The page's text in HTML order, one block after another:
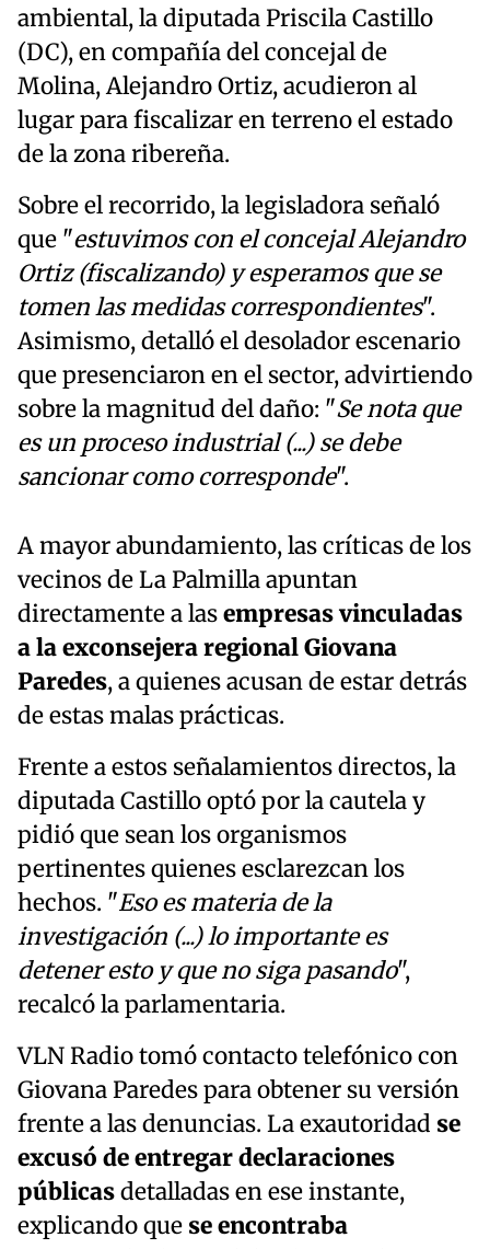
ambiental, la diputada Priscila Castillo
(DC), en compañía del concejal de
Molina, Alejandro Ortiz, acudieron al
lugar para fiscalizar en terreno el estado
de la zona ribereña.
Sobre el recorrido, la legisladora señaló
que "estuvimos con el concejal Alejandro
Ortiz (fiscalizando) y esperamos que se
tomen las medidas correspondientes".
Asimismo, detalló el desolador escenario
que presenciaron en el sector, advirtiendo
sobre la magnitud del daño: "Se nota que
es un proceso industrial (...) se debe
sancionar como corresponde".
A mayor abundamiento, las críticas de los
vecinos de La Palmilla apuntan
directamente a lasempresas vinculadas
a la exconsejera regional Giovana
Paredes, a quienes acusan de estar detrás
de estas malas prácticas.
Frente a estos señalamientos directos, la
diputada Castillo optó por la cautela y
pidió que sean los organismos
pertinentes quienes esclarezcan los
hechos. "Eso es materia de la
investigación (...) lo importante es
detener esto y que no siga pasando",
recalcó la parlamentaria.
VLN Radio tomó contacto telefónico con
Giovana Paredes para obtener su versión
frente a las denuncias. La exautoridad se
excusó de entregar declaraciones
públicasdetalladas en ese instante,
explicando que se encontraba